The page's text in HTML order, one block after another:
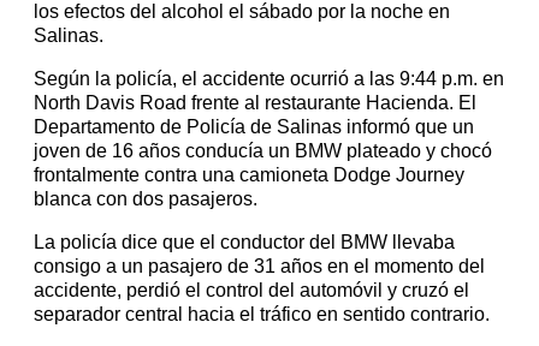
los efectos del alcohol el sábado por la noche en
Salinas.
Según la policía, el accidente ocurrió a las 9:44 p.m. en
North Davis Road frente al restaurante Hacienda. El
Departamento de Policía de Salinas informó que un
joven de 16 años conducía un BMW plateado y chocó
frontalmente contra una camioneta Dodge Journey
blanca con dos pasajeros.
La policía dice que el conductor del BMW llevaba
consigo a un pasajero de 31 años en el momento del
accidente, perdió el control del automóvil y cruzó el
separador central hacia el tráfico en sentido contrario.